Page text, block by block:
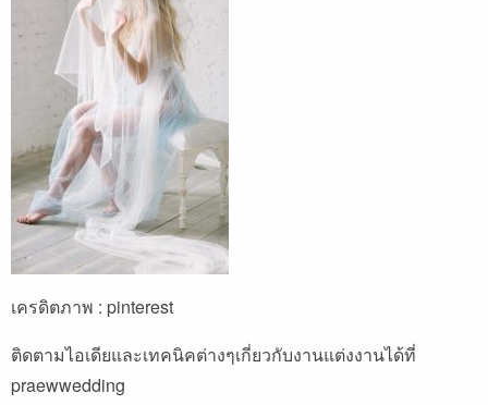
เครดิตภาพ : pinterest
ติดตามไอเดียและเทคนิคต่างๆเกี่ยวกับงานแต่งงานได้ที่
praewwedding